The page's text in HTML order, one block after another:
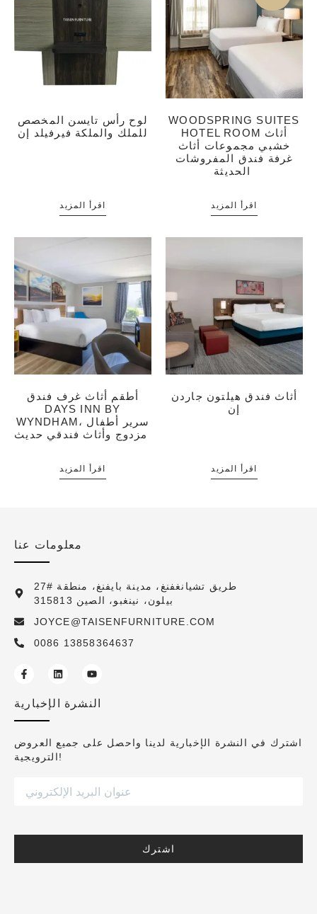
لوح رأس تايسن المخصص
للملك والملكة فيرفيلد إن
اقرأ المزيد
WOODSPRING SUITES
HOTEL ROOM أثاث
خشبي مجموعات أثاث
غرفة فندق المفروشات
اقرأ المزيد
أطقم أثاث غرف فندق
DAYS INN BY
WYNDHAM، سرير أطفال
اقرأ المزيد
أثاث فندق هيلتون جاردن
إن
اقرأ المزيد
معلومات عنا
27# طريق تشيانغفنغ، مدينة بايفنغ، منطقة
بيلون، نينغبو، الصين 315813
JOYCE@TAISENFURNITURE.COM
0086 13858364637
النشرة الإخبارية
اشترك في النشرة الإخبارية لدينا واحصل على جميع العروض
الترويجية!
اشترك